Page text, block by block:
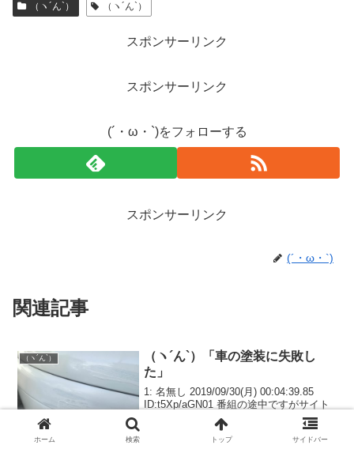
（ヽ´ん`） （ヽ´ん`）
スポンサーリンク
スポンサーリンク
(´・ω・`)をフォローする
スポンサーリンク
(´・ω・`)
関連記事
（ヽ´ん`）
（ヽ´ん`）「車の塗装に失敗し
た」
1: 名無し 2019/09/30(月) 00:04:39.85
ID:t5Xp/aGN01 番組の途中ですがサイト
への＼(^o^)／です (ﾜｯﾁｮｲWW 1f85-
WOvu) 2018/06/24(日) 08:19:12.32 ID:o...
ホーム 検索 トップ サイドバー